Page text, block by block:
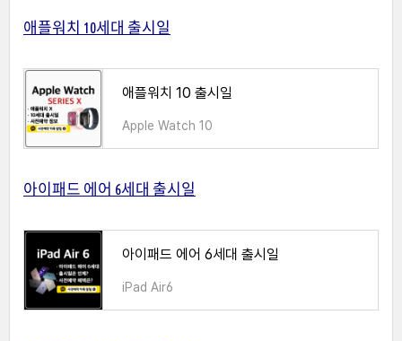
애플워치 10세대 출시일
애플워치 10 출시일
Apple Watch 10
아이패드 에어 6세대 출시일
아이패드 에어 6세대 출시일
iPad Air6